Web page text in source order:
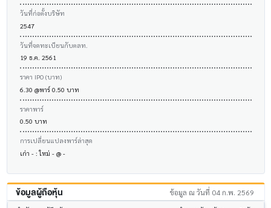
วันที่ก่อตั้งบริษัท
2547
วันที่จดทะเบียนกับตลท.
19 ธ.ค. 2561
ราคา IPO (บาท)
6.30 @พาร์ 0.50 บาท
ราคาพาร์
0.50 บาท
การเปลี่ยนแปลงพาร์ล่าสุด
เก่า - : ใหม่ - @ -
ข้อมูลผู้ถือหุ้น ข้อมูล ณ วันที่ 04 ก.พ. 2569